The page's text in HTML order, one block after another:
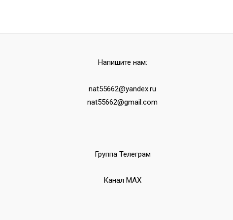
Напишите нам:
nat55662@yandex.ru
nat55662@gmail.com
Группа Телеграм
Канал МАХ